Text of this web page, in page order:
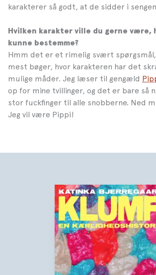
karakterer så godt, at de sidder i
Hvilken karakter ville du gerne være,
kunne bestemme?
Hmm det er et rimelig svært
mest bøger, hvor karakteren har det
mulige måder. Jeg læser til gengæld
op for mine tvillinger, og det er bare så
stor fuckfinger til alle snobberne. Ned
Jeg vil være Pippi!